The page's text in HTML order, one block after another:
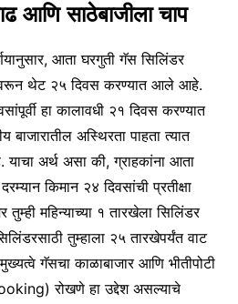
आणि साठेबाजीला चाप
आता घरगुती गॅस सिलिंडर
थेट २५ दिवस करण्यात आले आहे.
हा कालावधी २१ दिवस करण्यात
बाजारातील अस्थिरता पाहता त्यात
अर्थ असा की, ग्राहकांना आता
किमान २४ दिवसांची प्रतीक्षा
तुम्ही महिन्याच्या १ तारखेला सिलिंडर
तुम्हाला २५ तारखेपर्यंत वाट
मुख्यत्वे गॅसचा काळाबाजार आणि भीतीपोटी
रोखणे हा उद्देश असल्याचे